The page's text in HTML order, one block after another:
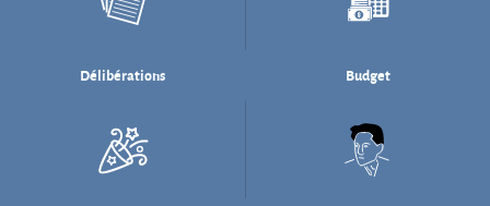
Salle des fêtes Willi Münzenberg